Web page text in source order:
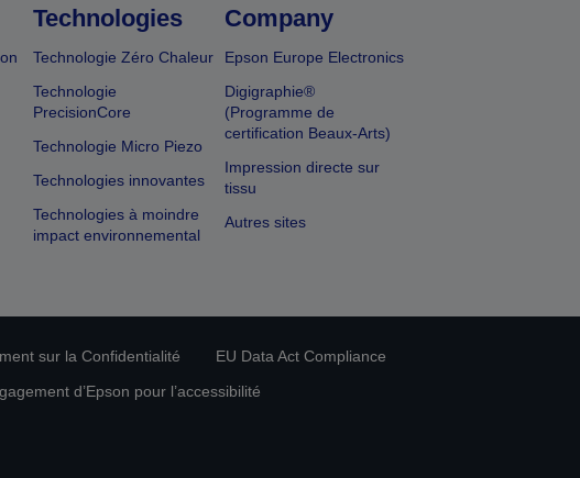
Technologies
Technologie Zéro Chaleur
Technologie
PrecisionCore
Technologie Micro Piezo
Technologies innovantes
Technologies à moindre
impact environnemental
Company
Epson Europe Electronics
Digigraphie®
(Programme de
certification Beaux-Arts)
Impression directe sur
tissu
Autres sites
sur la Confidentialité
EU Data Act Compliance
d’Epson pour l’accessibilité